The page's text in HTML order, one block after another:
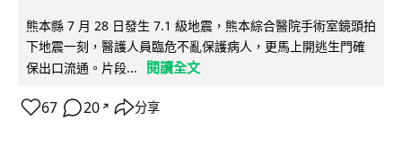
熊本縣 7 月 28 日發生 7.1 級地震，熊本綜合醫院手術室鏡頭拍
下地震一刻，醫護人員臨危不亂保護病人，更馬上開逃生門確
保出口流通。片段...
閱讀全文
67 20 ↗ 分享